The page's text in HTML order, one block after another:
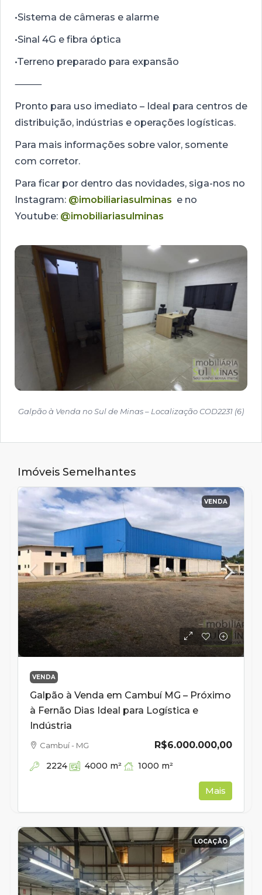
•Sistema de câmeras e alarme
•Sinal 4G e fibra óptica
•Terreno preparado para expansão
⸻
Pronto para uso imediato – Ideal para centros de
distribuição, indústrias e operações logísticas.
Para mais informações sobre valor, somente
com corretor.
Para ficar por dentro das novidades, siga-nos no
Instagram: @imobiliariasulminas e no
Youtube: @imobiliariasulminas
Galpão à Venda no Sul de Minas – Localização COD2231 (6)
Imóveis Semelhantes
VENDA
VENDA
Galpão à Venda em Cambuí MG – Próximo
à Fernão Dias Ideal para Logística e
Indústria
R$6.000.000,00
Cambuí - MG
2224 4000 m² 1000 m²
Mais
LOCAÇÃO